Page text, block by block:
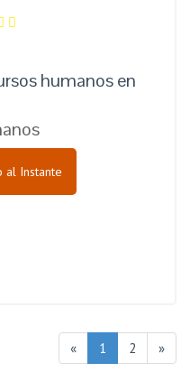
humanos en
al Instante
« 1 2 »